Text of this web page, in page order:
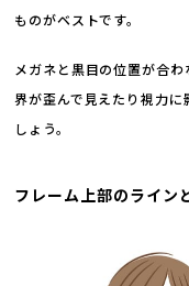
ものがベストです。
メガネと黒目の位置が合
界が歪んで見えたり視力
しょう。
フレーム上部のライン